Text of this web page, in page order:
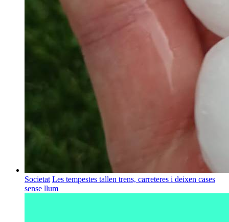
Societat Les tempestes tallen trens, carreteres i deixen cases
sense llum